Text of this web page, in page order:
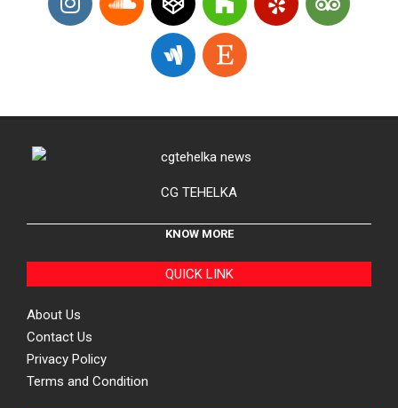
CG TEHELKA
KNOW MORE
QUICK LINK
About Us
Contact Us
Privacy Policy
Terms and Condition